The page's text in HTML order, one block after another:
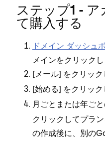
ステ⁠ップ1 - ア
て購入する
ドメイン ダ⁠ッシ⁠ュ
メインをクリ⁠ックし
[⁠メ⁠ール⁠] をクリ⁠ック
[⁠始める⁠] をクリ⁠ック
月ごと または年ごと
クリ⁠ックしてプラ
の作成後に⁠、別の